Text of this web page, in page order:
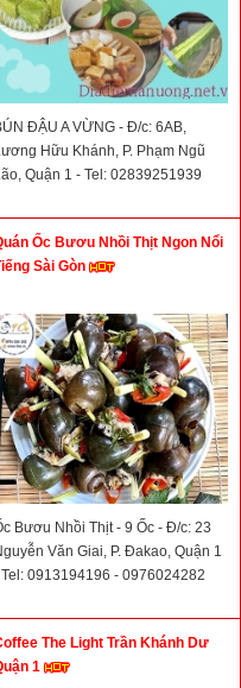
ĐẬU A VỪNG - Đ/c: 6AB,
Hữu Khánh, P. Phạm Ngũ
Quận 1 - Tel: 02839251939
Ốc Bươu Nhồi Thịt Ngon Nổi
Sài Gòn
Bươu Nhồi Thịt - 9 Ốc - Đ/c: 23
Văn Giai, P. Đakao, Quận 1
0913194196 - 0976024282
The Light Trần Khánh Dư
1